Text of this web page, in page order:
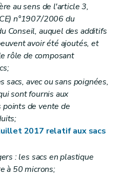
au sens de l'article 3,
n°1907/2006 du
Conseil, auquel des additifs
avoir été ajoutés, et
rôle de composant
sacs, avec ou sans poignées,
sont fournis aux
de vente de
2017 relatif aux sacs
: les sacs en plastique
à 50 microns;